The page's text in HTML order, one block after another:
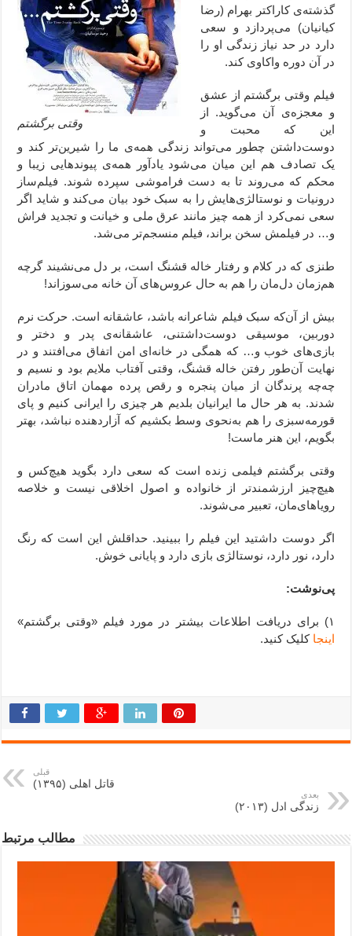
وقتی برگشتم
گذشته‌ی کاراکتر بهرام (رضا
کیانیان) می‌پردازد و سعی
دارد در حد نیاز زندگی او را
در آن دوره واکاوی کند.
فیلم وقتی برگشتم از عشق
و معجزه‌ی آن می‌گوید. از
این که محبت و
دوست‌داشتن چطور می‌تواند زندگی همه‌ی ما را شیرین‌تر کند و
یک تصادف هم این میان می‌شود یادآور همه‌ی پیوندهایی زیبا و
محکم که می‌روند تا به دست فراموشی سپرده شوند. فیلم‌ساز
درونیات و نوستالژی‌هایش را به سبک خود بیان می‌کند و شاید اگر
سعی نمی‌کرد از همه چیز مانند عرق ملی و خیانت و تجدید فراش
و… در فیلمش سخن براند، فیلم منسجم‌تر می‌شد.
طنزی که در کلام و رفتار خاله قشنگ است، بر دل می‌نشیند گرچه
هم‌زمان دل‌مان را هم به حال عروس‌های آن خانه می‌سوزاند!
بیش از آن‌که سبک فیلم شاعرانه باشد، عاشقانه است. حرکت نرم
دوربین، موسیقی دوست‌داشتنی، عاشقانه‌ی پدر و دختر و
بازی‌های خوب و… که همگی در خانه‌ای امن اتفاق می‌افتند و در
نهایت آن‌طور رفتن خاله قشنگ، وقتی آفتاب ملایم بود و نسیم و
چه‌چه پرندگان از میان پنجره و رقص پرده مهمان اتاق مادران
شدند. به هر حال ما ایرانیان بلدیم هر چیزی را ایرانی کنیم و پای
قورمه‌سبزی را هم به‌نحوی وسط بکشیم که آزاردهنده نباشد، بهتر
بگویم، این هنر ماست!
وقتی برگشتم فیلمی زنده است که سعی دارد بگوید هیچ‌کس و
هیچ‌چیز ارزشمندتر از خانواده و اصول اخلاقی نیست و خلاصه
رویاهای‌مان، تعبیر می‌شوند.
اگر دوست داشتید این فیلم را ببینید. حداقلش این است که رنگ
دارد، نور دارد، نوستالژی بازی دارد و پایانی خوش.
پی‌نوشت:
۱) برای دریافت اطلاعات بیشتر در مورد فیلم «وقتی برگشتم»
اینجا کلیک کنید.
قبلی
قاتل اهلی (۱۳۹۵)
بعدی
زندگی ادل (۲۰۱۳)
مطالب مرتبط